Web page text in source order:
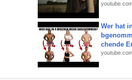
Wer hat
chende